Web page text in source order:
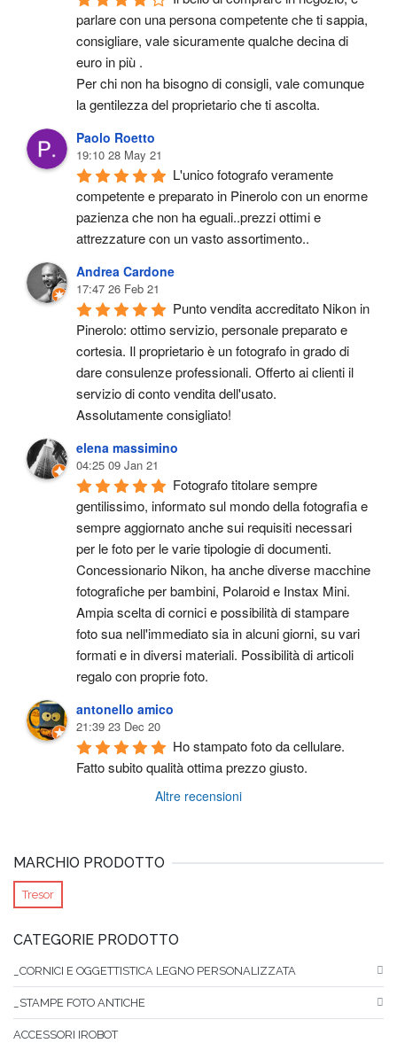
parlare con una persona competente che ti sappia,
consigliare, vale sicuramente qualche decina di
euro in più .
Per chi non ha bisogno di consigli, vale comunque
la gentilezza del proprietario che ti ascolta.
Paolo Roetto
19:10 28 May 21
L'unico fotografo veramente
competente e preparato in Pinerolo con un enorme
pazienza che non ha eguali..prezzi ottimi e
attrezzature con un vasto assortimento..
Andrea Cardone
17:47 26 Feb 21
Punto vendita accreditato Nikon in
Pinerolo: ottimo servizio, personale preparato e
cortesia. Il proprietario è un fotografo in grado di
dare consulenze professionali. Offerto ai clienti il
servizio di conto vendita dell'usato.
Assolutamente consigliato!
elena massimino
04:25 09 Jan 21
Fotografo titolare sempre
gentilissimo, informato sul mondo della fotografia e
sempre aggiornato anche sui requisiti necessari
per le foto per le varie tipologie di documenti.
Concessionario Nikon, ha anche diverse macchine
fotografiche per bambini, Polaroid e Instax Mini.
Ampia scelta di cornici e possibilità di stampare
foto sua nell'immediato sia in alcuni giorni, su vari
formati e in diversi materiali. Possibilità di articoli
regalo con proprie foto.
antonello amico
21:39 23 Dec 20
Ho stampato foto da cellulare.
Fatto subito qualità ottima prezzo giusto.
Altre recensioni
MARCHIO PRODOTTO
Tresor
CATEGORIE PRODOTTO
_CORNICI E OGGETTISTICA LEGNO PERSONALIZZATA
_STAMPE FOTO ANTICHE
ACCESSORI IROBOT